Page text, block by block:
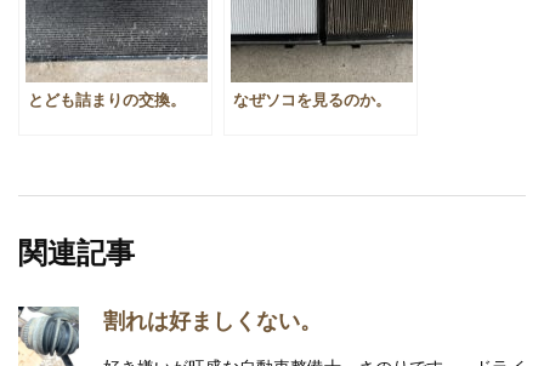
とども詰まりの交換。 なぜソコを見るのか。
関連記事
割れは好ましくない。